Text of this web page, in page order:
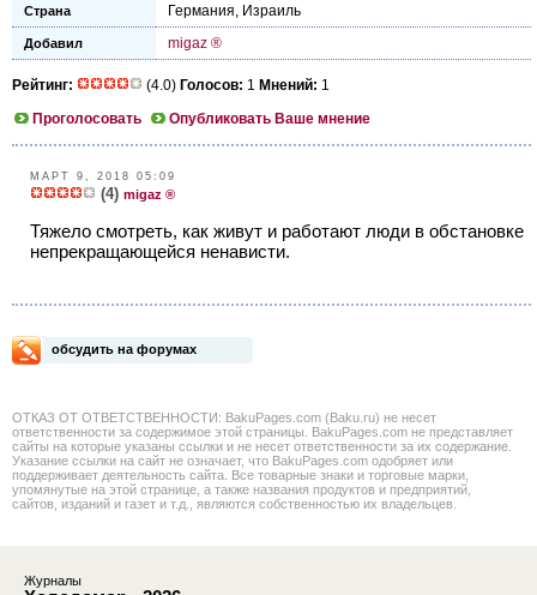
Страна Германия, Израиль
Добавил migaz ®
Рейтинг: (4.0) Голосов: 1 Мнений: 1
Проголосовать
Опубликовать Ваше мнение
МАРТ 9, 2018 05:09
(4) migaz ®
Тяжело смотреть, как живут и работают люди в обстановке
непрекращающейся ненависти.
обсудить на форумах
ОТКАЗ ОТ ОТВЕТСТВЕННОСТИ: BakuPages.com (Baku.ru) не несет
ответственности за содержимое этой страницы. BakuPages.com не представляет
сайты на которые указаны ссылки и не несет ответственности за их содержание.
Указание ссылки на сайт не означает, что BakuPages.com одобряет или
поддерживает деятельность сайта. Все товарные знаки и торговые марки,
упомянутые на этой странице, а также названия продуктов и предприятий,
сайтов, изданий и газет и т.д., являются собственностью их владельцев.
Журналы